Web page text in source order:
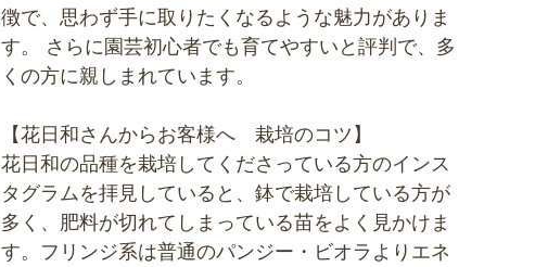
徴で、思わず手に取りたくなるような魅力がありま
す。 さらに園芸初心者でも育てやすいと評判で、多
くの方に親しまれています。
【花日和さんからお客様へ 栽培のコツ】
花日和の品種を栽培してくださっている方のインス
タグラムを拝見していると、鉢で栽培している方が
多く、肥料が切れてしまっている苗をよく見かけま
す。フリンジ系は普通のパンジー・ビオラよりエネ